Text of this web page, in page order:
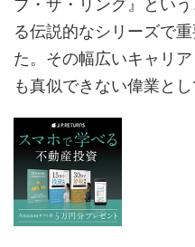
ブ・ザ・リング』とい
る伝説的なシリーズで
た。その幅広いキャリ
も真似できない偉業と